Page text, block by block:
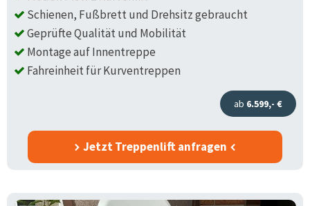
Schienen, Fußbrett und Drehsitz gebraucht
Geprüfte Qualität und Mobilität
Montage auf Innentreppe
Fahreinheit für Kurventreppen
ab 6.599,- €
Jetzt Treppenlift anfragen